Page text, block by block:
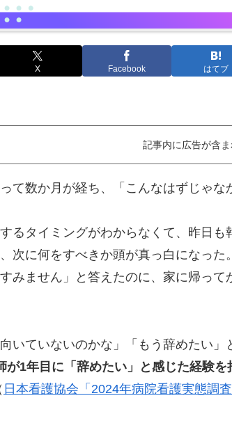
X Facebook はてブ
記事内に広告が含ま
て数か月が経ち、「こんなはずじゃな
るタイミングがわからなくて、昨日
次に何をすべきか頭が真っ白になっ
みません」と答えたのに、家に帰っ
向いていないのかな」「もう辞めたい
が1年目に「辞めたい」と感じた経験を
日本看護協会「2024年病院看護実態調査